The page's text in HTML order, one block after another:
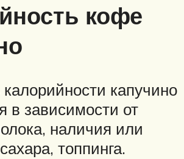
кофе
капучино
в зависимости от
наличия или
топпинга.